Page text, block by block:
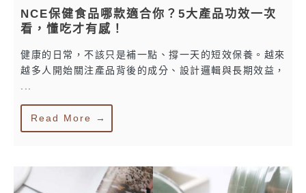
NCE保健食品哪款適合你？5大產品功效一次
看，懂吃才有感！
健康的日常，不該只是補一點、撐一天的短效保養。越來
越多人開始關注產品背後的成分、設計邏輯與長期效益，
Read More →